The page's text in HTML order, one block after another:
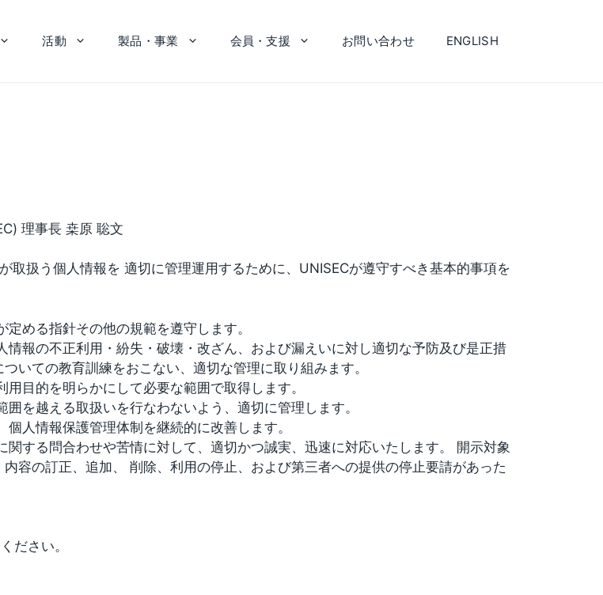
活動 製品・事業 会員・支援 お問い合わせ ENGLISH
理事長 桒原 聡文
取扱う個人情報を 適切に管理運用するために、UNISECが遵守すべき基本的事項を
める指針その他の規範を遵守します。
情報の不正利用・紛失・破壊・改ざん、および漏えいに対し適切な予防及び是正措
いての教育訓練をおこない、適切な管理に取り組みます。
目的を明らかにして必要な範囲で取得します。
を越える取扱いを行なわないよう、適切に管理します。
個人情報保護管理体制を継続的に改善します。
関する問合わせや苦情に対して、適切かつ誠実、迅速に対応いたします。 開示対象
容の訂正、追加、 削除、利用の停止、および第三者への提供の停止要請があった
ださい。